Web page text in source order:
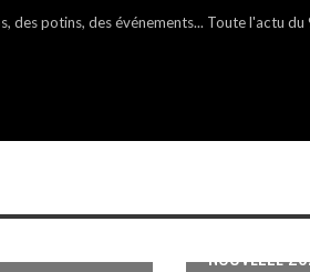
des potins, des événements... Toute l'actu du
LES
NOUVELLE